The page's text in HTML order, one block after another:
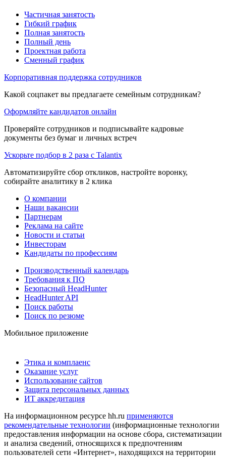
Частичная занятость
Гибкий график
Полная занятость
Полный день
Проектная работа
Сменный график
Корпоративная поддержка сотрудников
Какой соцпакет вы предлагаете семейным сотрудникам?
Оформляйте кандидатов онлайн
Проверяйте сотрудников и подписывайте кадровые
документы без бумаг и личных встреч
Ускорьте подбор в 2 раза с Talantix
Автоматизируйте сбор откликов, настройте воронку,
собирайте аналитику в 2 клика
О компании
Наши вакансии
Партнерам
Реклама на сайте
Новости и статьи
Инвесторам
Кандидаты по профессиям
Производственный календарь
Требования к ПО
Безопасный HeadHunter
HeadHunter API
Поиск работы
Поиск по резюме
Мобильное приложение
Этика и комплаенс
Оказание услуг
Использование сайтов
Защита персональных данных
ИТ аккредитация
На информационном ресурсе hh.ru применяются
рекомендательные технологии (информационные технологии
предоставления информации на основе сбора, систематизации
и анализа сведений, относящихся к предпочтениям
пользователей сети «Интернет», находящихся на территории